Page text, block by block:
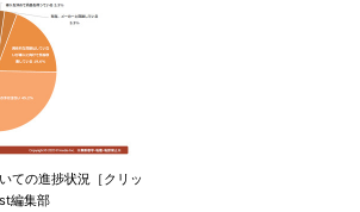
ての進捗状況［クリッ
編集部